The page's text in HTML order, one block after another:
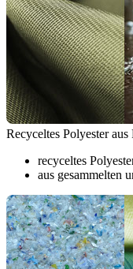
Recyceltes Polyester aus
recyceltes
aus gesammelten